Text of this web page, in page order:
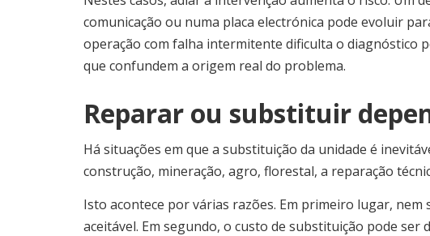
comunicação ou numa placa electrónica pode evoluir
operação com falha intermitente dificulta o diagnóstico
que confundem a origem real do problema.
Reparar ou substituir
Há situações em que a substituição da unidade é
construção, mineração, agro, florestal, a reparação
Isto acontece por várias razões. Em primeiro lugar,
aceitável. Em segundo, o custo de substituição pode